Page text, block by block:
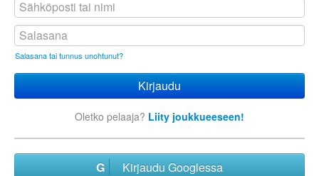
Salasana tai tunnus unohtunut?
Oletko pelaaja? Liity joukkueeseen!
Kirjaudu Googlessa